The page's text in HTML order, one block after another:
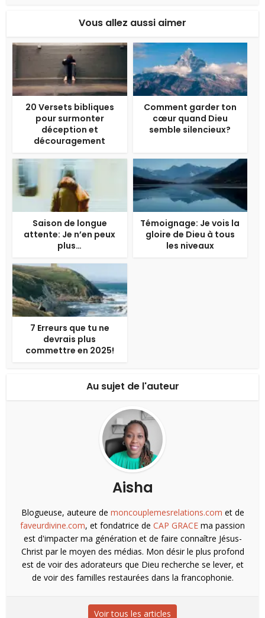
Vous allez aussi aimer
20 Versets bibliques
pour surmonter
déception et
découragement
Comment garder ton
cœur quand Dieu
semble silencieux?
Saison de longue
attente: Je n’en peux
plus…
Témoignage: Je vois la
gloire de Dieu à tous
les niveaux
7 Erreurs que tu ne
devrais plus
commettre en 2025!
Au sujet de l'auteur
Aisha
Blogueuse, auteure de moncouplemesrelations.com et de
faveurdivine.com, et fondatrice de CAP GRACE ma passion
est d'impacter ma génération et de faire connaître Jésus-
Christ par le moyen des médias. Mon désir le plus profond
est de voir des adorateurs que Dieu recherche se lever, et
de voir des familles restaurées dans la francophonie.
Voir tous les articles